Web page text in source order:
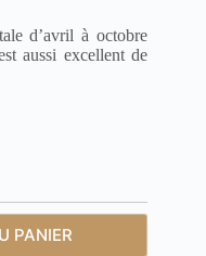
d’avril à octobre
aussi excellent de
PANIER